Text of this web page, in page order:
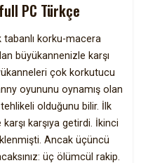
PC Türkçe
korku-macera
büyükannenizle karşı
çok korkutucu
oyununu oynamış olan
olduğunu bilir. İlk
karşıya getirdi. İkinci
Ancak üçüncü
üç ölümcül rakip.